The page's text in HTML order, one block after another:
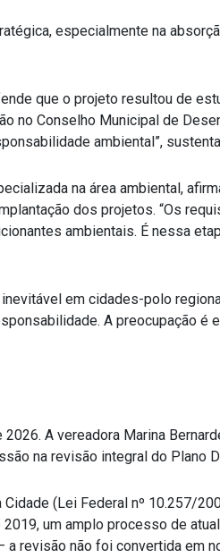
especialmente na
que o projeto resultou de
no Conselho Municipal de
ambiental”,
na área ambiental,
dos projetos. “Os
ambientais. É nessa
em cidades-polo
A preocupação
A vereadora Marina
na revisão integral do Plano
(Lei Federal nº 10.257/
um amplo processo de
revisão não foi convertida em